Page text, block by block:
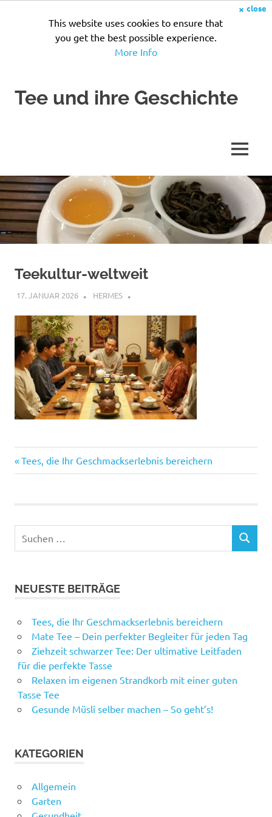
× close
This website uses cookies to ensure that
you get the best possible experience.
More Info
InhaltTee und ihre Geschichte
MENÜ
Teekultur-weltweit
17. JANUAR 2026 HERMES
Beitragsnavigation
Vorheriger
Beitrag:
Tees, die Ihr Geschmackserlebnis bereichern
nach:
SUCHEN
NEUESTE BEITRÄGE
Tees, die Ihr Geschmackserlebnis bereichern
Mate Tee – Dein perfekter Begleiter für jeden Tag
Ziehzeit schwarzer Tee: Der ultimative Leitfaden
für die perfekte Tasse
Relaxen im eigenen Strandkorb mit einer guten
Tasse Tee
Gesunde Müsli selber machen – So geht’s!
KATEGORIEN
Allgemein
Garten